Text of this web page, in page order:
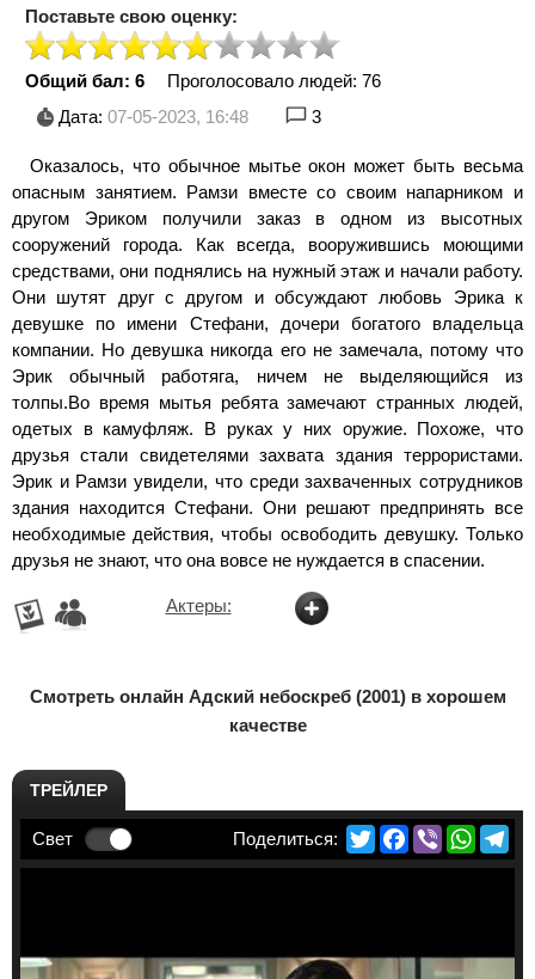
Поставьте свою оценку:
Общий бал: 6 Проголосовало людей: 76
Дата: 07-05-2023, 16:48 3
Оказалось, что обычное мытье окон может быть весьма
опасным занятием. Рамзи вместе со своим напарником и
другом Эриком получили заказ в одном из высотных
сооружений города. Как всегда, вооружившись моющими
средствами, они поднялись на нужный этаж и начали работу.
Они шутят друг с другом и обсуждают любовь Эрика к
девушке по имени Стефани, дочери богатого владельца
компании. Но девушка никогда его не замечала, потому что
Эрик обычный работяга, ничем не выделяющийся из
толпы.Во время мытья ребята замечают странных людей,
одетых в камуфляж. В руках у них оружие. Похоже, что
друзья стали свидетелями захвата здания террористами.
Эрик и Рамзи увидели, что среди захваченных сотрудников
здания находится Стефани. Они решают предпринять все
необходимые действия, чтобы освободить девушку. Только
друзья не знают, что она вовсе не нуждается в спасении.
Актеры:
Смотреть онлайн Адский небоскреб (2001) в хорошем
качестве
ТРЕЙЛЕР
Свет TwitterFacebook
Viber